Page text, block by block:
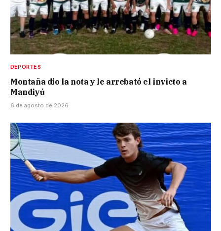
DEPORTES
Montaña dio la nota y le arrebató el invicto a
Mandiyú
6 de agosto de 2026